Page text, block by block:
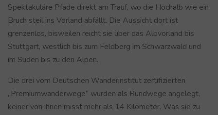
Spektakuläre Pfade direkt am Trauf, wo die Hochalb wie ein
Bruch steil ins Vorland abfällt. Die Aussicht dort ist
grenzenlos, bisweilen reicht sie über das Albvorland bis
Stuttgart, westlich bis zum Feldberg im Schwarzwald und
im Süden bis zu den Alpen.
Die drei vom Deutschen Wanderinstitut zertifizierten
„Premiumwanderwege“ wurden als Rundwege angelegt,
keiner von ihnen misst mehr als 14 Kilometer. Was sie zu